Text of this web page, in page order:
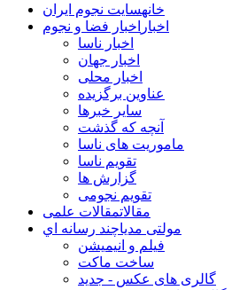
خانهسایت نجوم ایران
اخبار اخبار فضا و نجوم
اخبار ناسا
اخبار جهان
اخبار محلی
عناوین برگزیده
سایر خبرها
آنچه که گذشت
ماموریت های ناسا
تقویم ناسا
گزارش ها
تقویم نجومی
مقالاتمقالات علمی
مولتی مدیاچند رسانه اي
فیلم و انیمیشن
ساخت ماکت
گالری های عکس - جدید